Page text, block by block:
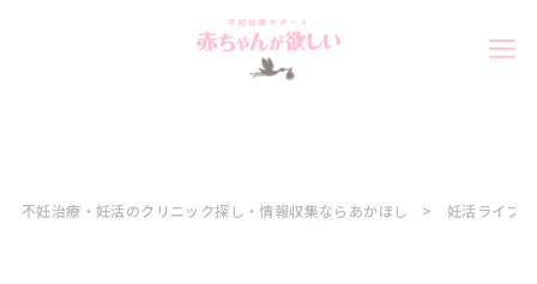
不妊治療・妊活のクリニック探し・情報収集ならあかほし 妊活ライフ